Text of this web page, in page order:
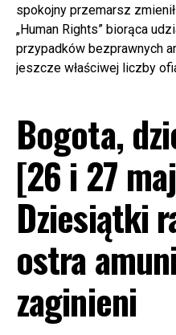
spokojny przemarsz
„Human Rights” biorąca
przypadków bezprawnych
jeszcze właściwej liczby
Bogota,
[26 i 27
Dziesiątki
ostra
zaginieni